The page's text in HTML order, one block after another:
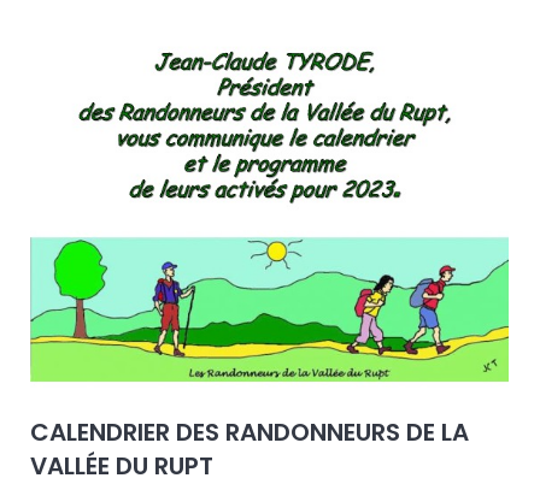
CALENDRIER DES RANDONNEURS DE LA
VALLÉE DU RUPT